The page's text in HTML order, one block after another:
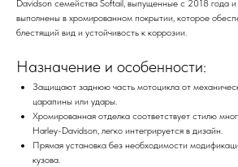
Davidson семейства Softail, выпущенные с 2018 года
выполнены в хромированном покрытии, которое
блестящий вид и устойчивость к коррозии.
Назначение и особенности:
Защищают заднюю часть мотоцикла от
царапины или удары.
Хромированная отделка соответствует стилю
Harley-Davidson, легко интегрируется в дизайн.
Прямая установка без необходимости
кузова.